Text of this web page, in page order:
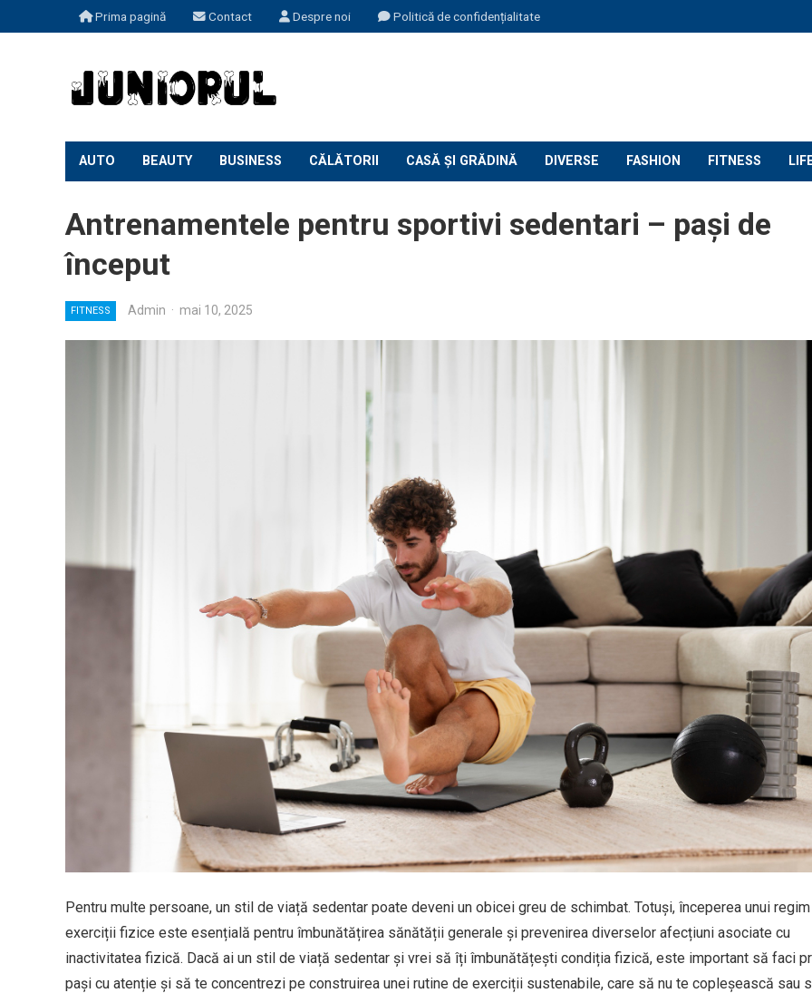
Prima pagină Contact Despre noi Politică de confidențialitate
AUTO BEAUTY BUSINESS CĂLĂTORII CASĂ ȘI GRĂDINĂ DIVERSE FASHION FITNESS
Antrenamentele pentru sportivi sedentari – pași de
început
FITNESS Admin · mai 10, 2025
Pentru multe persoane, un stil de viață sedentar poate deveni un obicei greu de schimbat. Totuși, începerea unui
exerciții fizice este esențială pentru îmbunătățirea sănătății generale și prevenirea diverselor afecțiuni asociate cu
inactivitatea fizică. Dacă ai un stil de viață sedentar și vrei să îți îmbunătățești condiția fizică, este important să faci
pași cu atenție și să te concentrezi pe construirea unei rutine de exerciții sustenabile, care să nu te copleșească sau